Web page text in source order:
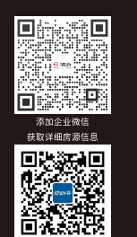
添加企业微信
获取详细房源信息